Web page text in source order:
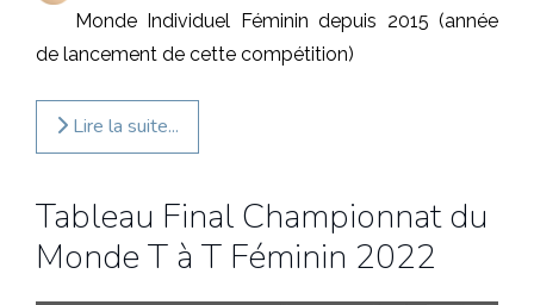
Monde Individuel Féminin depuis 2015 (année
de lancement de cette compétition)
Lire la suite...
Tableau Final Championnat du
Monde T à T Féminin 2022